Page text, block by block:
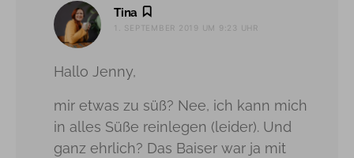
Tina
1. SEPTEMBER 2019 UM 9:23 UHR
Hallo Jenny,
mir etwas zu süß? Nee, ich kann mich
in alles Süße reinlegen (leider). Und
ganz ehrlich? Das Baiser war ja mit